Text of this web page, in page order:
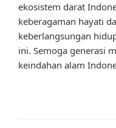
ekosistem darat
keberagaman hayati
keberlangsungan
ini. Semoga generasi
keindahan alam